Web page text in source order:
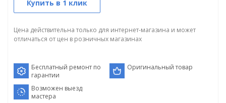
Купить в 1 клик
Цена действительна только для интернет-магазина и может
отличаться от цен в розничных магазинах
Бесплатный ремонт по
гарантии
Оригинальный товар
Возможен выезд
мастера